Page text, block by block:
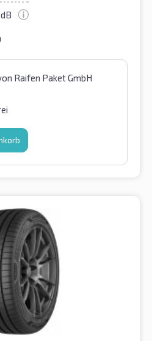
Raifen Paket GmbH